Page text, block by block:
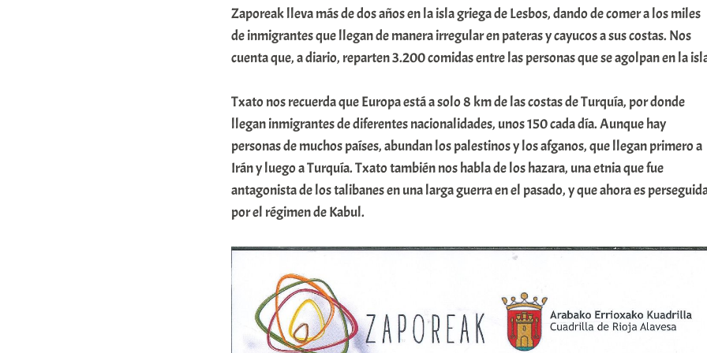
Zaporeak lleva más de dos años en la isla griega de Lesbos, dando de comer a los miles
de inmigrantes que llegan de manera irregular en pateras y cayucos a sus costas. Nos
cuenta que, a diario, reparten 3.200 comidas entre las personas que se agolpan en la
Txato nos recuerda que Europa está a solo 8 km de las costas de Turquía, por donde
llegan inmigrantes de diferentes nacionalidades, unos 150 cada día. Aunque hay
personas de muchos países, abundan los palestinos y los afganos, que llegan primero a
Irán y luego a Turquía. Txato también nos habla de los hazara, una etnia que fue
antagonista de los talibanes en una larga guerra en el pasado, y que ahora es
por el régimen de Kabul.